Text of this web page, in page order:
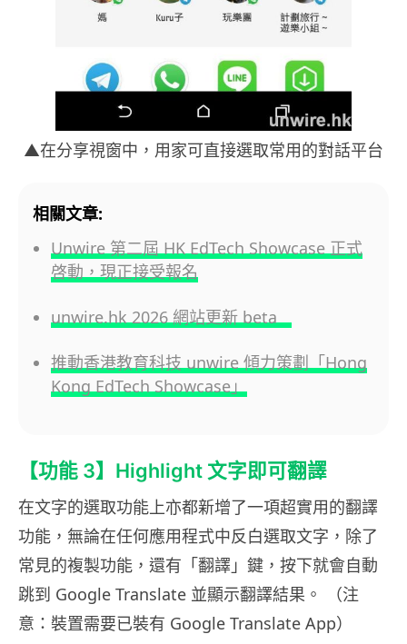
▲在分享視窗中，用家可直接選取常用的對話平台
相關文章:
Unwire 第二屆 HK EdTech Showcase 正式
啓動，現正接受報名
unwire.hk 2026 網站更新 beta
推動香港教育科技 unwire 傾力策劃「Hong
Kong EdTech Showcase」
【功能 3】Highlight 文字即可翻譯
在文字的選取功能上亦都新增了一項超實用的翻譯
功能，無論在任何應用程式中反白選取文字，除了
常見的複製功能，還有「翻譯」鍵，按下就會自動
跳到 Google Translate 並顯示翻譯結果。 （注
意：裝置需要已裝有 Google Translate App）